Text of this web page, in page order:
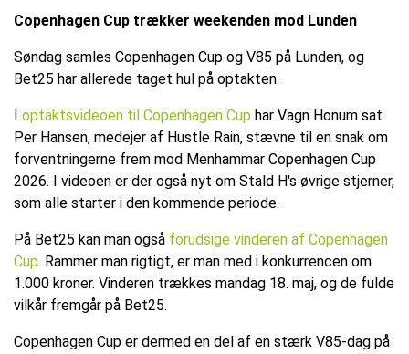
Copenhagen Cup trækker weekenden mod Lunden
Søndag samles Copenhagen Cup og V85 på Lunden, og
Bet25 har allerede taget hul på optakten.
optaktsvideoen til Copenhagen Cup har Vagn Honum sat
Per Hansen, medejer af Hustle Rain, stævne til en snak om
forventningerne frem mod Menhammar Copenhagen Cup
2026. I videoen er der også nyt om Stald H's øvrige stjerner,
som alle starter i den kommende periode.
På Bet25 kan man også forudsige vinderen af Copenhagen
Cup. Rammer man rigtigt, er man med i konkurrencen om
1.000 kroner. Vinderen trækkes mandag 18. maj, og de fulde
vilkår fremgår på Bet25.
Copenhagen Cup er dermed en del af en stærk V85-dag på